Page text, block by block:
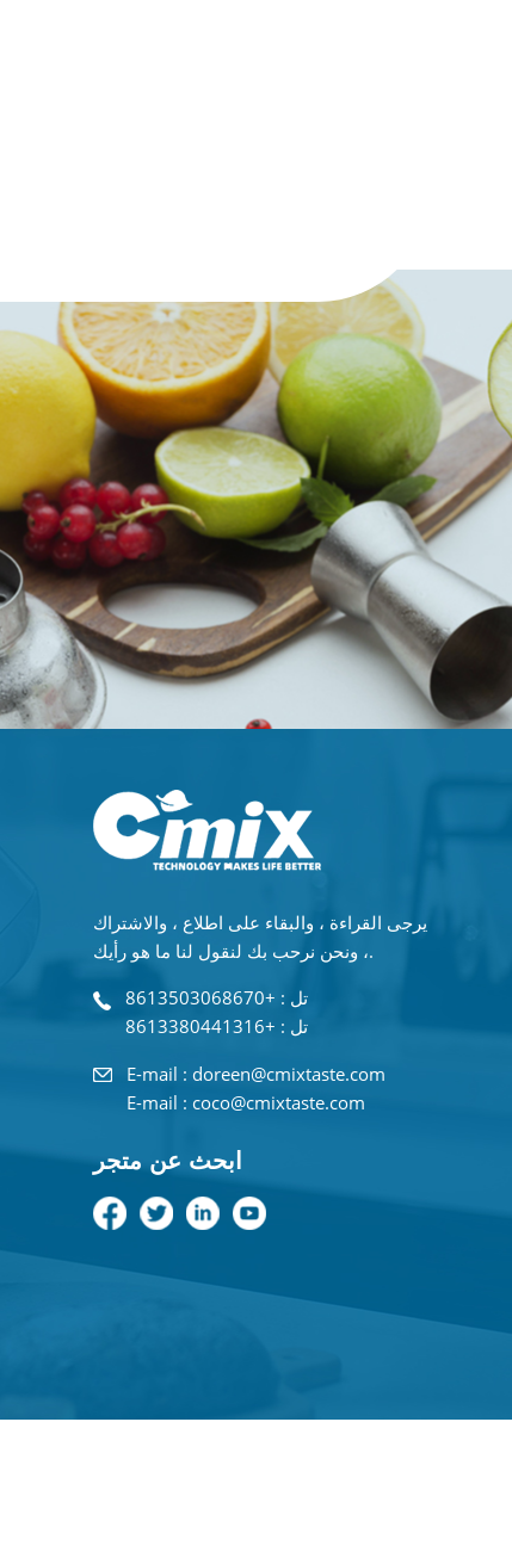
يرجى القراءة ، والبقاء على اطلاع ، والاشتراك
، ونحن نرحب بك لنقول لنا ما هو رأيك.
تل : +8613503068670
تل : +8613380441316
E-mail : doreen@cmixtaste.com
E-mail : coco@cmixtaste.com
ابحث عن متجر